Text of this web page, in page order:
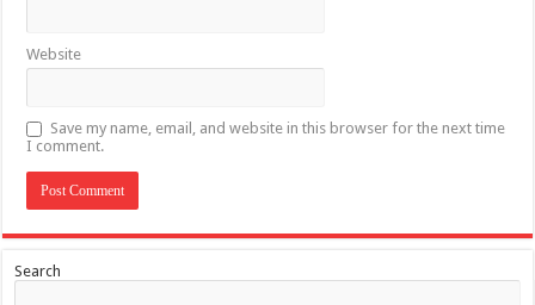
Website
Save my name, email, and website in this browser for the next time
I comment.
Search